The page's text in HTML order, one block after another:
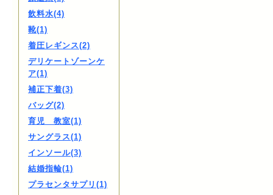
飲料水(4)
靴(1)
着圧レギンス(2)
デリケートゾーンケ
ア(1)
補正下着(3)
バッグ(2)
育児 教室(1)
サングラス(1)
インソール(3)
結婚指輪(1)
プラセンタサプリ(1)